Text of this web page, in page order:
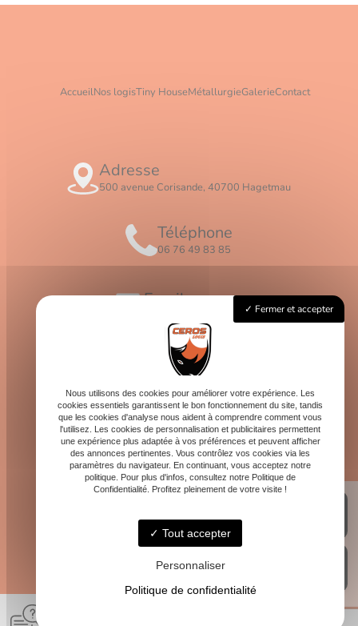
AccueilNos logisTiny HouseMétallurgieGalerieContact
Adresse
500 avenue Corisande, 40700 Hagetmau
Téléphone
06 76 49 83 85
Email
contact@logis-ceros.fr
Horaires
Lundi - Vendredi : 8h - 16h
Fermer et accepter
Nous utilisons des cookies pour améliorer votre expérience. Les
cookies essentiels garantissent le bon fonctionnement du site, tandis
que les cookies d'analyse nous aident à comprendre comment vous
l'utilisez. Les cookies de personnalisation et publicitaires permettent
une expérience plus adaptée à vos préférences et peuvent afficher
des annonces pertinentes. Vous contrôlez vos cookies via les
paramètres du navigateur. En continuant, vous acceptez notre
politique. Pour plus d'infos, consultez notre Politique de
Confidentialité. Profitez pleinement de votre visite !
Tout accepter
Personnaliser
Politique de confidentialité